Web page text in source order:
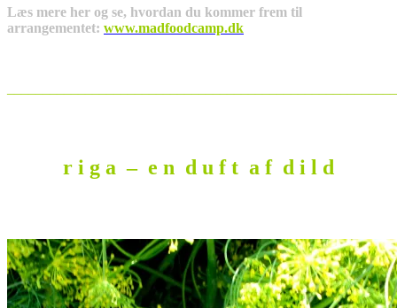
Læs mere her og se, hvordan du kommer frem til
arrangementet: www.madfoodcamp.dk
r i g a – e n d u f t a f d i l d